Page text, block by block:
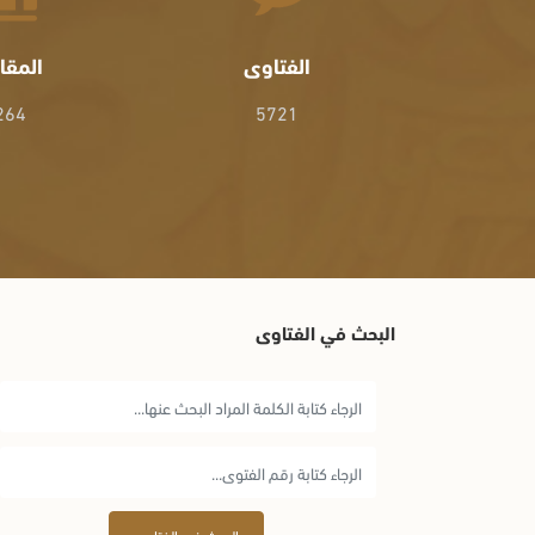
الفتاوى
5721
البحث في الفتاوى